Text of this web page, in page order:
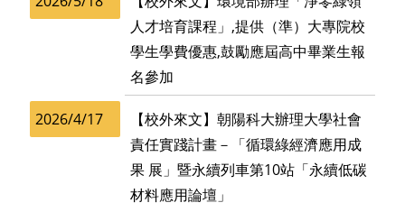
人才培育課程」,提供（準）大專院校
學生學費優惠,鼓勵應屆高中畢業生報
名參加
2026/4/17
【校外來文】朝陽科大辦理大學社會
責任實踐計畫－「循環綠經濟應用成
果 展」暨永續列車第10站「永續低碳
材料應用論壇」